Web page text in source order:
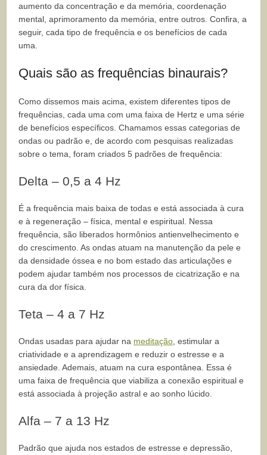
aumento da concentração e da memória, coordenação
mental, aprimoramento da memória, entre outros. Confira, a
seguir, cada tipo de frequência e os benefícios de cada
uma.
Quais são as frequências binaurais?
Como dissemos mais acima, existem diferentes tipos de
frequências, cada uma com uma faixa de Hertz e uma série
de benefícios específicos. Chamamos essas categorias de
ondas ou padrão e, de acordo com pesquisas realizadas
sobre o tema, foram criados 5 padrões de frequência:
Delta – 0,5 a 4 Hz
É a frequência mais baixa de todas e está associada à cura
e à regeneração – física, mental e espiritual. Nessa
frequência, são liberados hormônios antienvelhecimento e
do crescimento. As ondas atuam na manutenção da pele e
da densidade óssea e no bom estado das articulações e
podem ajudar também nos processos de cicatrização e na
cura da dor física.
Teta – 4 a 7 Hz
Ondas usadas para ajudar na meditação , estimular a
criatividade e a aprendizagem e reduzir o estresse e a
ansiedade. Ademais, atuam na cura espontânea. Essa é
uma faixa de frequência que viabiliza a conexão espiritual e
está associada à projeção astral e ao sonho lúcido.
Alfa – 7 a 13 Hz
Padrão que ajuda nos estados de estresse e depressão,